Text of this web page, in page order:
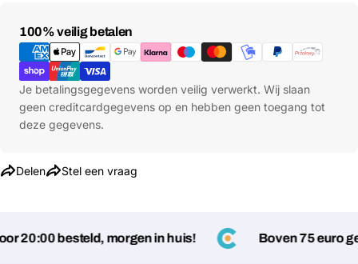
100% veilig betalen
Betaalmethoden
Je betalingsgegevens worden veilig verwerkt. Wij slaan
geen creditcardgegevens op en hebben geen toegang tot
deze gegevens.
Delen Stel een vraag
20:00 besteld, morgen in huis! Boven 75 euro